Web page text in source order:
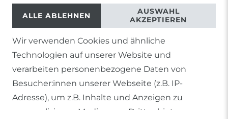
1) Gilt nicht für Sendungen mit Futterinsekten,
Lebendpflanzen, Frostfutter oder lebende Tiere, sowie
Lieferungen per Spedition
2) gilt für sofort lieferbare Artikel und Produkte die keine
gesonderte Versandregelung besitzen.
Wir verwenden Cookies und ähnliche
Technologien auf unserer Website und
verarbeiten personenbezogene Daten von
Besucher:innen unserer Webseite (z.B. IP-
Adresse), um z.B. Inhalte und Anzeigen zu
personalisieren, Medien von Drittanbietern
ALLE ABLEHNEN
AUSWAHL
AKZEPTIEREN